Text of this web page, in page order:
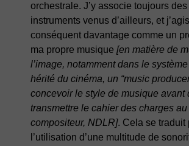
orchestrale. J’y associe toujours
instruments venus d’ailleurs, et
conséquent davantage comme un
ma propre musique [en matière de
l’image, notamment dans le
hérité du cinéma, un “music
concevoir le style de musique avant
transmettre le cahier des charges au
compositeur, NDLR]. Cela se traduit
l’utilisation d’une multitude de